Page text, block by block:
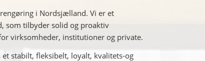
i Nordsjælland. Vi er et
som tilbyder solid og proaktiv
virksomheder, institutioner og private.
stabilt, fleksibelt, loyalt, kvalitets-og